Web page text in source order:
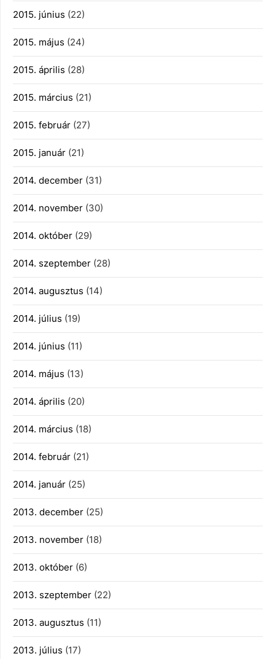
2015. június (22)
2015. május (24)
2015. április (28)
2015. március (21)
2015. február (27)
2015. január (21)
2014. december (31)
2014. november (30)
2014. október (29)
2014. szeptember (28)
2014. augusztus (14)
2014. július (19)
2014. június (11)
2014. május (13)
2014. április (20)
2014. március (18)
2014. február (21)
2014. január (25)
2013. december (25)
2013. november (18)
2013. október (6)
2013. szeptember (22)
2013. augusztus (11)
2013. július (17)